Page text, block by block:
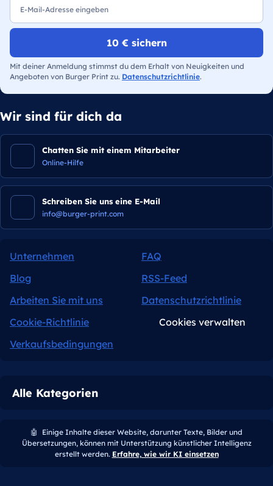
10 € sichern
Mit deiner Anmeldung stimmst du dem Erhalt von Neuigkeiten und
Angeboten von Burger Print zu. Datenschutzrichtlinie.
Wir sind für dich da
Chatten Sie mit einem Mitarbeiter
Online-Hilfe
Schreiben Sie uns eine E-Mail
info@burger-print.com
Unternehmen
FAQ
Blog
RSS-Feed
Arbeiten Sie mit uns
Datenschutzrichtlinie
Cookie-Richtlinie
Cookies verwalten
Verkaufsbedingungen
Alle Kategorien
🤖
Einige Inhalte dieser Website, darunter Texte, Bilder und
Übersetzungen, können mit Unterstützung künstlicher Intelligenz
erstellt werden. Erfahre, wie wir KI einsetzen